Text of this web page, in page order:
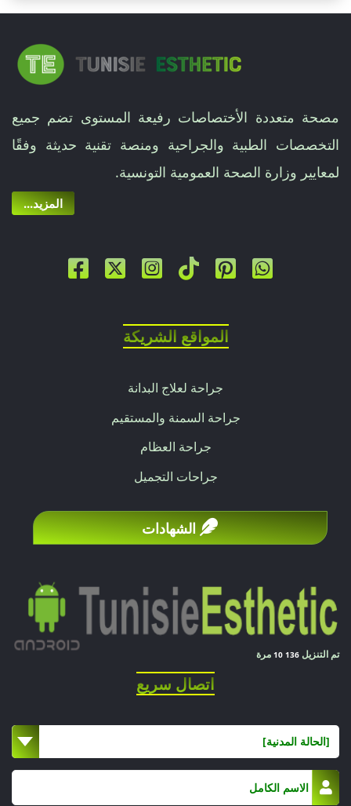
مصحة متعددة الأختصاصات رفيعة المستوى تضم جميع
التخصصات الطبية والجراحية ومنصة تقنية حديثة وفقًا
لمعايير وزارة الصحة العمومية التونسية.
...المزيد
المواقع الشريكة
جراحة لعلاج البدانة
جراحة السمنة والمستقيم
جراحة العظام
جراحات التجميل
الشهادات
تم التنزيل 10 136 مرة
اتصال سريع
[الحالة المدنية]